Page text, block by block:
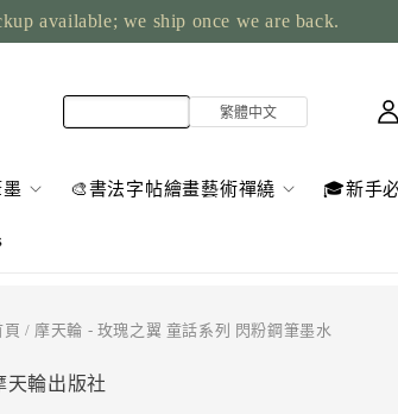
available; we ship once we are back.
墨 🎨書法字帖繪畫藝術禪繞 🎓新手
頁 / 摩天輪 - 玫瑰之翼 童話系列 閃粉鋼筆墨水
天輪出版社